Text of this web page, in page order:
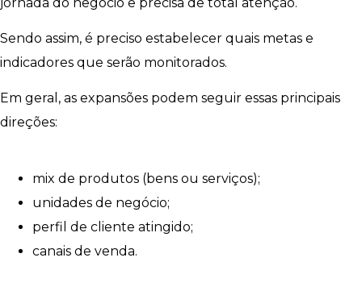
Sendo assim, é preciso estabelecer quais metas e
indicadores que serão monitorados.
Em geral, as expansões podem seguir essas principais
direções:
mix de produtos (bens ou serviços);
unidades de negócio;
perfil de cliente atingido;
canais de venda.